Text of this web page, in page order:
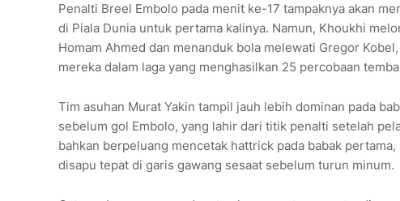
Penalti Breel Embolo pada menit ke-17 tampaknya akan
di Piala Dunia untuk pertama kalinya. Namun, Khoukhi
Homam Ahmed dan menanduk bola melewati Gregor
mereka dalam laga yang menghasilkan 25 percobaan
Tim asuhan Murat Yakin tampil jauh lebih dominan pada
sebelum gol Embolo, yang lahir dari titik penalti setelah
bahkan berpeluang mencetak hattrick pada babak
disapu tepat di garis gawang sesaat sebelum turun minum.